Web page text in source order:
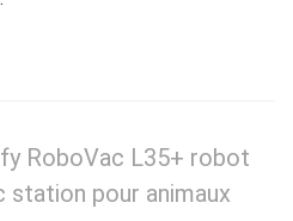
RoboVac L35+ robot
station pour animaux